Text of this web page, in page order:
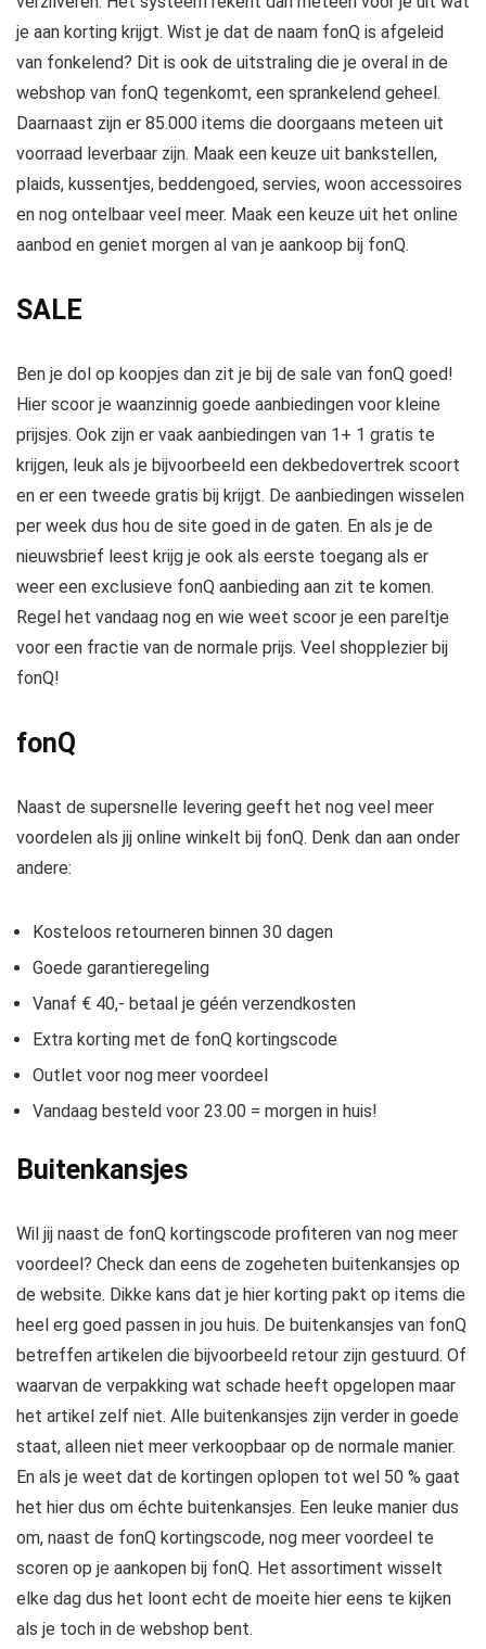
je aan korting krijgt. Wist je dat de naam fonQ is afgeleid
van fonkelend? Dit is ook de uitstraling die je overal in de
webshop van fonQ tegenkomt, een sprankelend geheel.
Daarnaast zijn er 85.000 items die doorgaans meteen uit
voorraad leverbaar zijn. Maak een keuze uit bankstellen,
plaids, kussentjes, beddengoed, servies, woon accessoires
en nog ontelbaar veel meer. Maak een keuze uit het online
aanbod en geniet morgen al van je aankoop bij fonQ.
SALE
Ben je dol op koopjes dan zit je bij de sale van fonQ goed!
Hier scoor je waanzinnig goede aanbiedingen voor kleine
prijsjes. Ook zijn er vaak aanbiedingen van 1+ 1 gratis te
krijgen, leuk als je bijvoorbeeld een dekbedovertrek scoort
en er een tweede gratis bij krijgt. De aanbiedingen wisselen
per week dus hou de site goed in de gaten. En als je de
nieuwsbrief leest krijg je ook als eerste toegang als er
weer een exclusieve fonQ aanbieding aan zit te komen.
Regel het vandaag nog en wie weet scoor je een pareltje
voor een fractie van de normale prijs. Veel shopplezier bij
fonQ!
fonQ
Naast de supersnelle levering geeft het nog veel meer
voordelen als jij online winkelt bij fonQ. Denk dan aan onder
andere:
Kosteloos retourneren binnen 30 dagen
Goede garantieregeling
Vanaf € 40,- betaal je géén verzendkosten
Extra korting met de fonQ kortingscode
Outlet voor nog meer voordeel
Vandaag besteld voor 23.00 = morgen in huis!
Buitenkansjes
Wil jij naast de fonQ kortingscode profiteren van nog meer
voordeel? Check dan eens de zogeheten buitenkansjes op
de website. Dikke kans dat je hier korting pakt op items die
heel erg goed passen in jou huis. De buitenkansjes van fonQ
betreffen artikelen die bijvoorbeeld retour zijn gestuurd. Of
waarvan de verpakking wat schade heeft opgelopen maar
het artikel zelf niet. Alle buitenkansjes zijn verder in goede
staat, alleen niet meer verkoopbaar op de normale manier.
En als je weet dat de kortingen oplopen tot wel 50 % gaat
het hier dus om échte buitenkansjes. Een leuke manier dus
om, naast de fonQ kortingscode, nog meer voordeel te
scoren op je aankopen bij fonQ. Het assortiment wisselt
elke dag dus het loont echt de moeite hier eens te kijken
als je toch in de webshop bent.